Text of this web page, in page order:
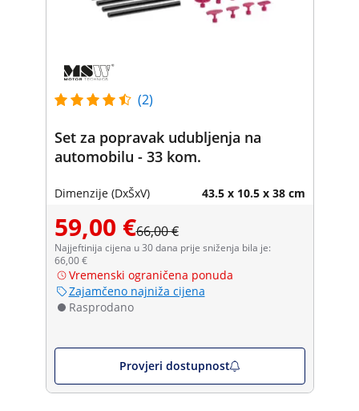
(2)
Set za popravak udubljenja na
automobilu - 33 kom.
Dimenzije (DxŠxV) 43.5 x 10.5 x 38 cm
59,00 €66,00 €
Najjeftinija cijena u 30 dana prije sniženja bila je:
66,00 €
Vremenski ograničena ponuda
Zajamčeno najniža cijena
Rasprodano
Provjeri dostupnost